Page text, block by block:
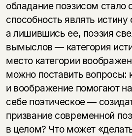
обладание поэзисом стало
способность являть
а лишившись ее, поэзия
вымыслов — категория
место категории
можно поставить вопросы:
и воображение помогают
себе поэтическое —
призвание современной
в целом? Что может